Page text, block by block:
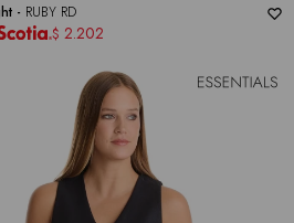
- RUBY RD
$ 2.202